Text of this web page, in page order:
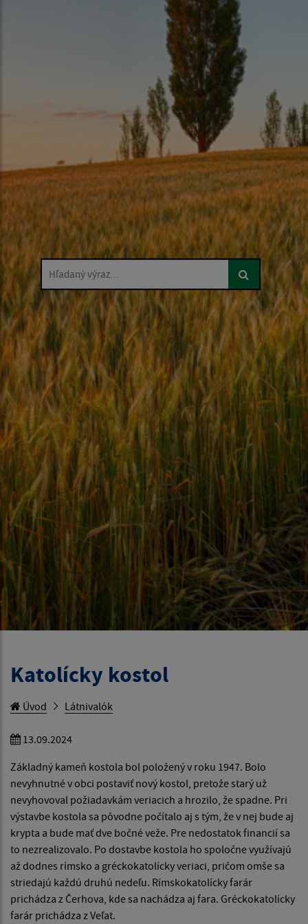
Hľadaný výraz...
Katolícky kostol
Úvod Látnivalók
13.09.2024
Základný kameň kostola bol položený v roku 1947. Bolo
nevyhnutné v obci postaviť nový kostol, pretože starý už
nevyhovoval požiadavkám veriacich a hrozilo, že spadne. Pri
výstavbe kostola sa pôvodne počítalo aj s tým, že v nej bude aj
krypta a bude mať dve bočné veže. Pre nedostatok financií sa
to nezrealizovalo. Po dostavbe kostola ho spoločne využívajú
až dodnes rímsko a gréckokatolícky veriaci, pričom omše sa
striedajú každú druhú nedeľu. Rímskokatolícky farár
prichádza z Čerhova, kde sa nachádza aj fara. Gréckokatolícky
farár prichádza z Veľat.